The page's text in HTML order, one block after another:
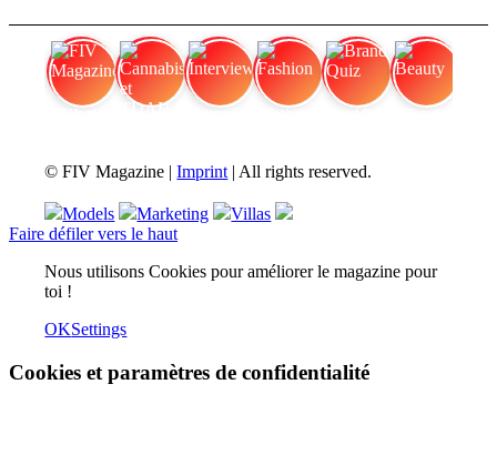
© FIV Magazine |Imprint | All rights reserved.
Models Marketing
Villas
Faire défiler vers le haut
Nous utilisons Cookies pour améliorer le magazine pour
toi !
OKSettings
Cookies et paramètres de confidentialité